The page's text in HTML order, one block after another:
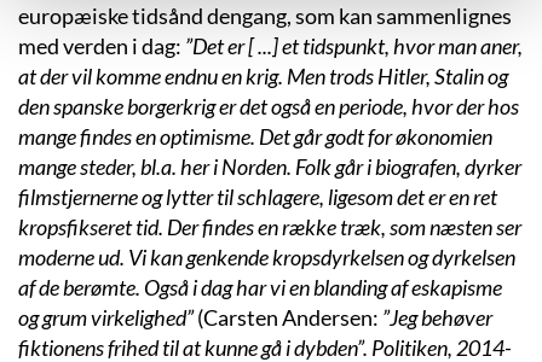
europæiske tidsånd dengang, som kan sammenlignes
med verden i dag: ”Det er [ ...] et tidspunkt, hvor man aner,
at der vil komme endnu en krig. Men trods Hitler, Stalin og
den spanske borgerkrig er det også en periode, hvor der hos
mange findes en optimisme. Det går godt for økonomien
mange steder, bl.a. her i Norden. Folk går i biografen, dyrker
filmstjernerne og lytter til schlagere, ligesom det er en ret
kropsfikseret tid. Der findes en række træk, som næsten ser
moderne ud. Vi kan genkende kropsdyrkelsen og dyrkelsen
af de berømte. Også i dag har vi en blanding af eskapisme
og grum virkelighed”(Carsten Andersen: ”Jeg behøver
fiktionens frihed til at kunne gå i dybden”. Politiken, 2014-